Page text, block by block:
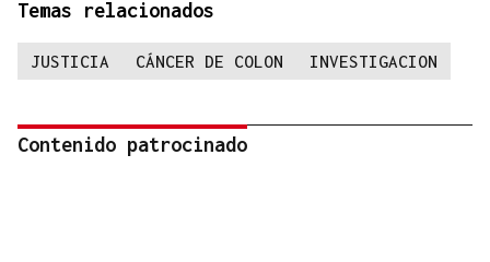
Temas relacionados
JUSTICIA CÁNCER DE COLON INVESTIGACION
Contenido patrocinado